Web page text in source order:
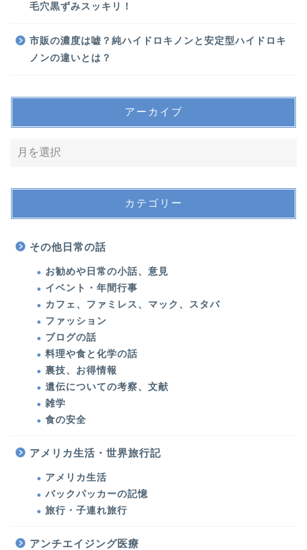
毛穴黒ずみスッキリ！
市販の濃度は嘘？純ハイドロキノンと安定型ハイドロキ
ノンの違いとは？
アーカイブ
カテゴリー
その他日常の話
お勧めや日常の小話、意見
イベント・年間行事
カフェ、ファミレス、マック、スタバ
ファッション
ブログの話
料理や食と化学の話
裏技、お得情報
遺伝についての考察、文献
雑学
食の安全
アメリカ生活・世界旅行記
アメリカ生活
バックパッカーの記憶
旅行・子連れ旅行
アンチエイジング医療